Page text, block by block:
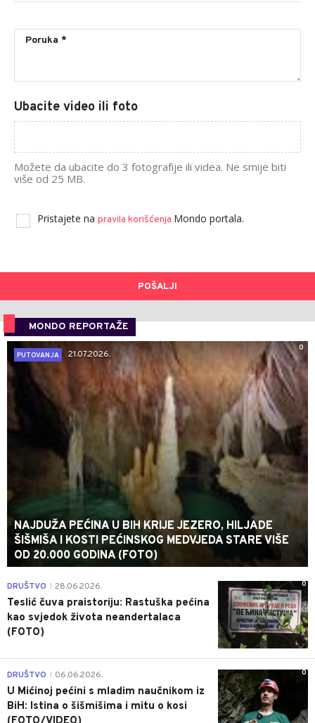
Ubacite video ili foto
Možete da ubacite do 3 fotografije ili videa. Ne smije biti
više od 25 MB.
Pristajete na pravila korišćenja Mondo portala.
POŠALJI
MONDO REPORTAŽE
0
PUTOVANJA
21.07.2026.
NAJDUŽA PEĆINA U BIH KRIJE JEZERO, HILJADE
ŠIŠMIŠA I KOSTI PEĆINSKOG MEDVJEDA STARE VIŠE
OD 20.000 GODINA (FOTO)
0
DRUŠTVO 28.06.2026.
Teslić čuva praistoriju: Rastuška pećina
kao svjedok života neandertalaca
(FOTO)
0
DRUŠTVO 06.06.2026.
U Mićinoj pećini s mladim naučnikom iz
BiH: Istina o šišmišima i mitu o kosi